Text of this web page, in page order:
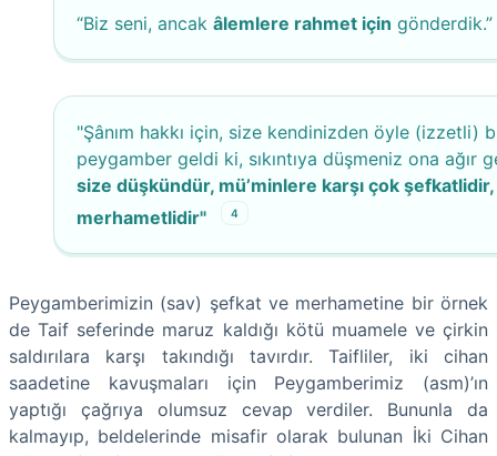
“Biz seni, ancak âlemlere rahmet için gönderdik.”
"Şânım hakkı için, size kendinizden öyle (izzetli)
peygamber geldi ki, sıkıntıya düşmeniz ona ağır
size düşkündür, mü’minlere karşı çok şefkatlidir,
merhametlidir"
4
Peygamberimizin (sav) şefkat ve merhametine bir örnek
de Taif seferinde maruz kaldığı kötü muamele ve çirkin
saldırılara karşı takındığı tavırdır. Taifliler, iki cihan
saadetine kavuşmaları için Peygamberimiz (asm)’ın
yaptığı çağrıya olumsuz cevap verdiler. Bununla da
kalmayıp, beldelerinde misafir olarak bulunan İki Cihan